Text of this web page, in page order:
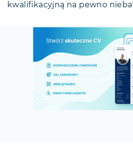
kwalifikacyjną na pewno